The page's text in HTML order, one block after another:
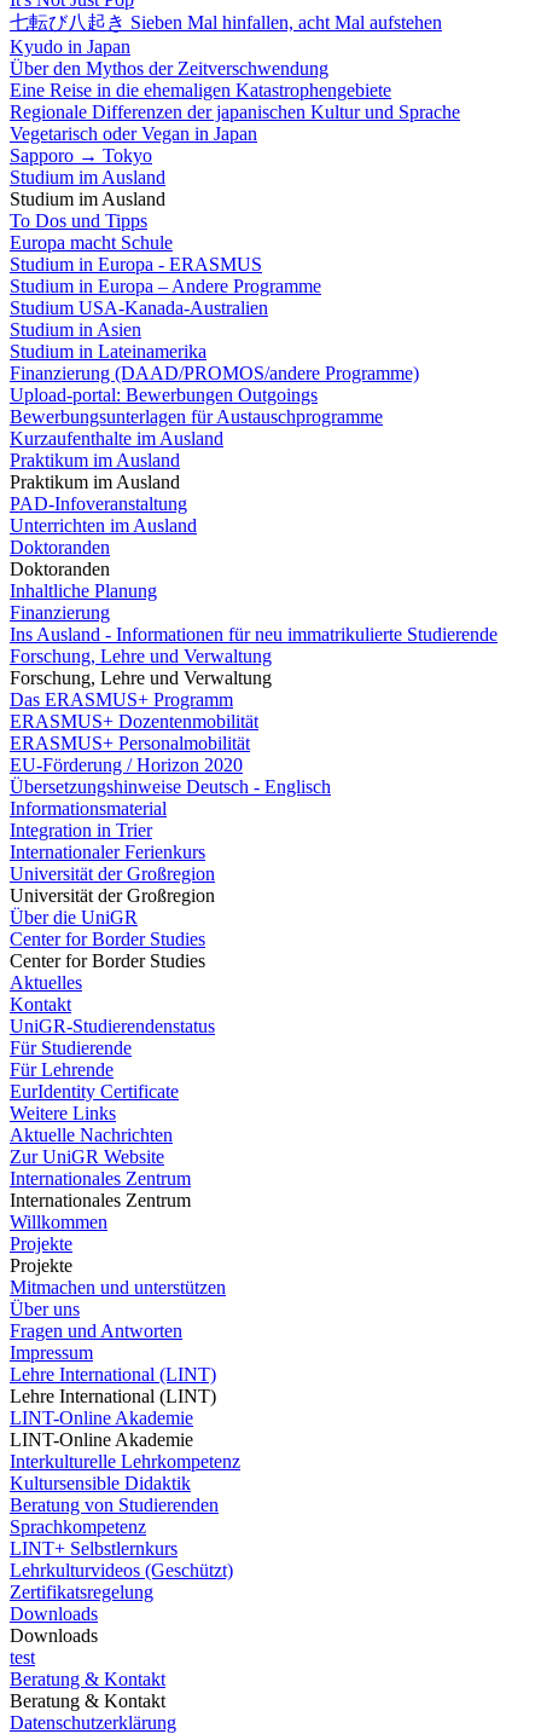
七転び八起き Sieben Mal hinfallen, acht Mal aufstehen
Kyudo in Japan
Über den Mythos der Zeitverschwendung
Eine Reise in die ehemaligen Katastrophengebiete
Regionale Differenzen der japanischen Kultur und Sprache
Vegetarisch oder Vegan in Japan
Sapporo → Tokyo
Studium im Ausland
Studium im Ausland
To Dos und Tipps
Europa macht Schule
Studium in Europa - ERASMUS
Studium in Europa – Andere Programme
Studium USA-Kanada-Australien
Studium in Asien
Studium in Lateinamerika
Finanzierung (DAAD/PROMOS/andere Programme)
Upload-portal: Bewerbungen Outgoings
Bewerbungsunterlagen für Austauschprogramme
Kurzaufenthalte im Ausland
Praktikum im Ausland
Praktikum im Ausland
PAD-Infoveranstaltung
Unterrichten im Ausland
Doktoranden
Doktoranden
Inhaltliche Planung
Finanzierung
Ins Ausland - Informationen für neu immatrikulierte Studierende
Forschung, Lehre und Verwaltung
Forschung, Lehre und Verwaltung
Das ERASMUS+ Programm
ERASMUS+ Dozentenmobilität
ERASMUS+ Personalmobilität
EU-Förderung / Horizon 2020
Übersetzungshinweise Deutsch - Englisch
Informationsmaterial
Integration in Trier
Internationaler Ferienkurs
Universität der Großregion
Universität der Großregion
Über die UniGR
Center for Border Studies
Center for Border Studies
Aktuelles
Kontakt
UniGR-Studierendenstatus
Für Studierende
Für Lehrende
EurIdentity Certificate
Weitere Links
Aktuelle Nachrichten
Zur UniGR Website
Internationales Zentrum
Internationales Zentrum
Willkommen
Projekte
Projekte
Mitmachen und unterstützen
Über uns
Fragen und Antworten
Impressum
Lehre International (LINT)
Lehre International (LINT)
LINT-Online Akademie
LINT-Online Akademie
Interkulturelle Lehrkompetenz
Kultursensible Didaktik
Beratung von Studierenden
Sprachkompetenz
LINT+ Selbstlernkurs
Lehrkulturvideos (Geschützt)
Zertifikatsregelung
Downloads
Downloads
test
Beratung & Kontakt
Beratung & Kontakt
Datenschutzerklärung